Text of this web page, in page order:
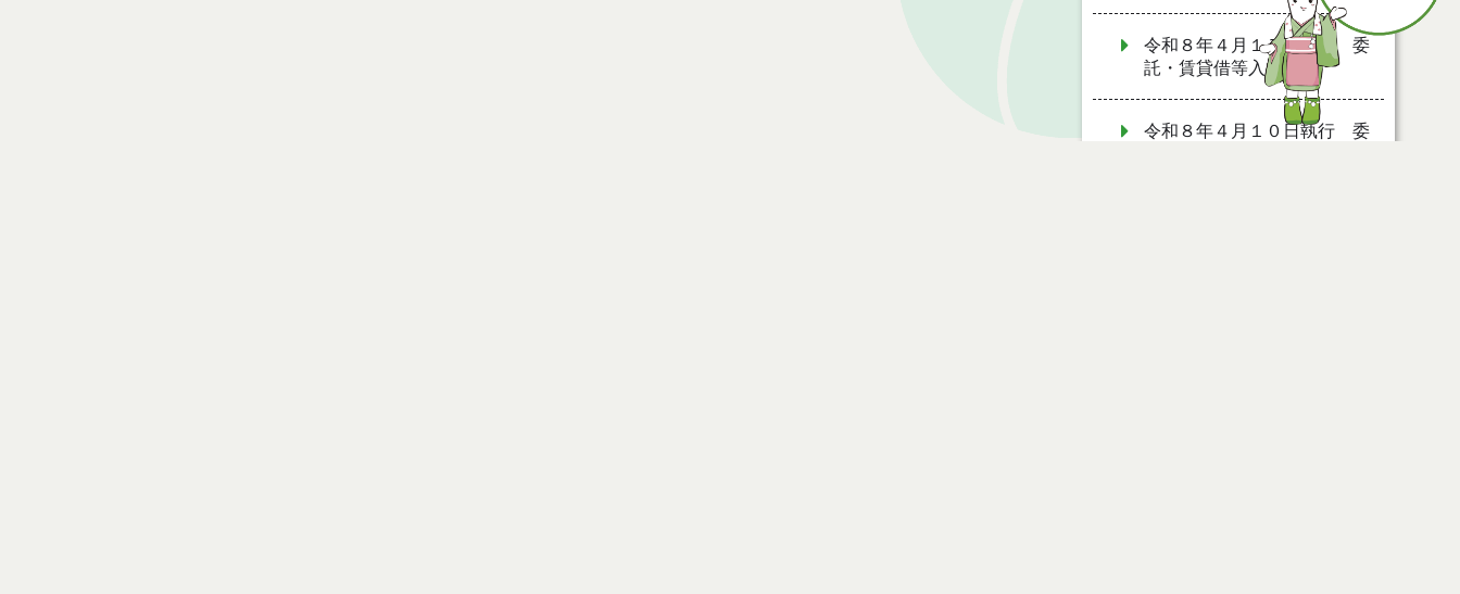
令和８年４月１７日執行 委
託・賃貸借等入札結果
令和８年４月１０日執行 委